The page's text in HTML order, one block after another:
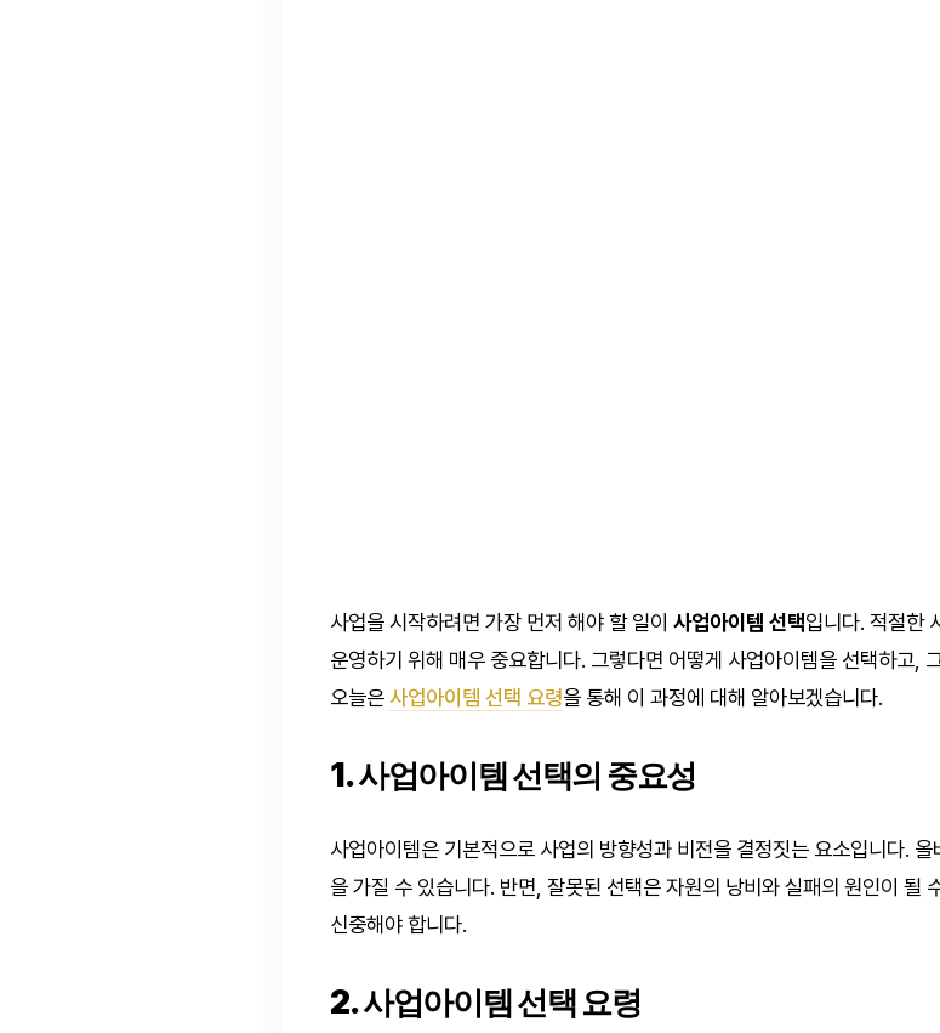
사업을 시작하려면 가장 먼저 해야 할 일이 사업아이템 선택입니다. 적절한
운영하기 위해 매우 중요합니다. 그렇다면 어떻게 사업아이템을 선택하고,
오늘은사업아이템 선택 요령을 통해 이 과정에 대해 알아보겠습니다.
1. 사업아이템 선택의 중요성
사업아이템은 기본적으로 사업의 방향성과 비전을 결정짓는 요소입니다.
을 가질 수 있습니다. 반면, 잘못된 선택은 자원의 낭비와 실패의 원인이 될
신중해야 합니다.
2. 사업아이템 선택 요령